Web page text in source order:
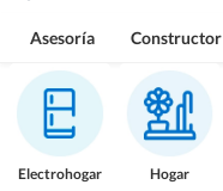
Asesoría Constructor
Electrohogar Hogar